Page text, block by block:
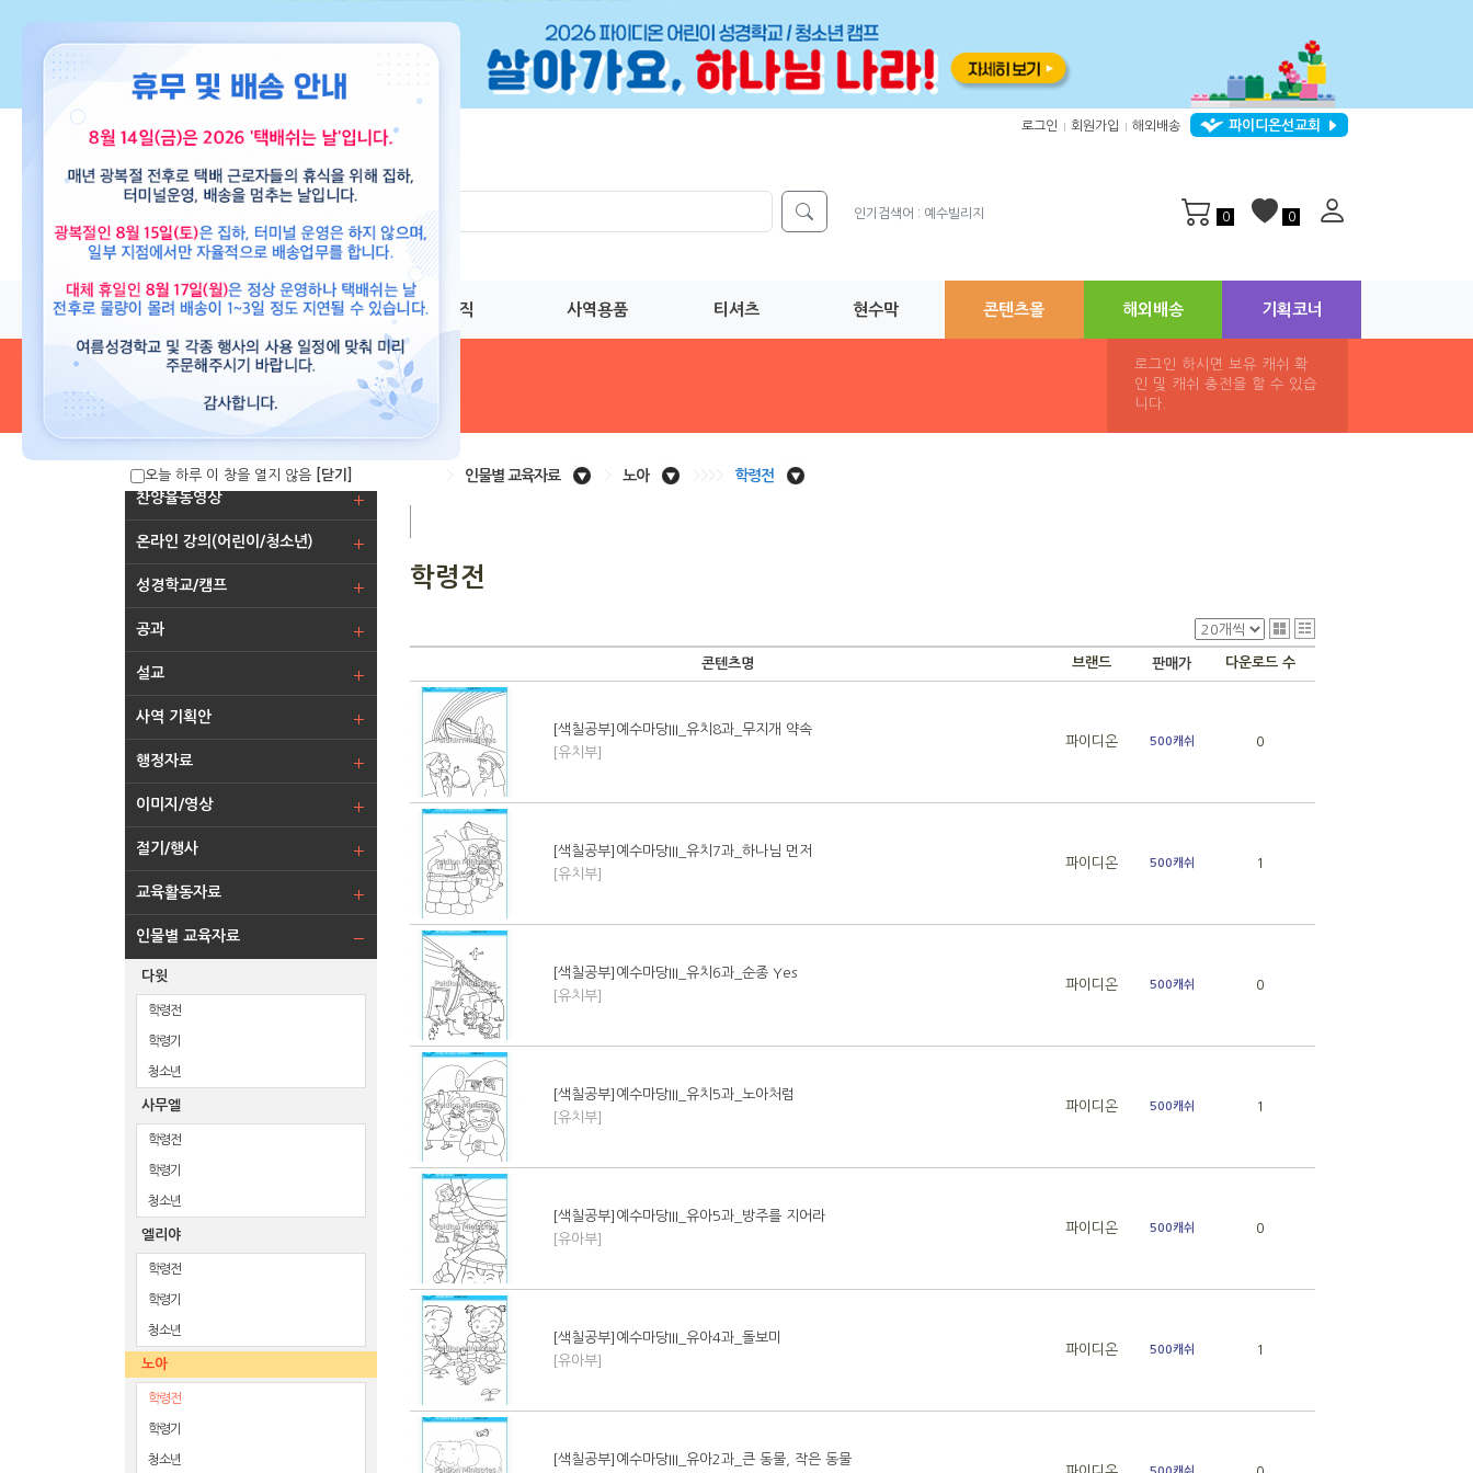
로그인 회원가입 해외배송 파이디온선교회
인기검색어 : 예수빌리지 0 0
교재 도서 뮤직 사역용품 티셔츠 현수막 콘텐츠몰 해외배송 기획코너
로그인 하시면 보유 캐쉬 확
인 및 캐쉬 충전을 할 수 있습
니다.
찬양율동영상
온라인 강의(어린이/청소년)
성경학교/캠프
공과
설교
사역 기획안
행정자료
이미지/영상
절기/행사
교육활동자료
인물별 교육자료
다윗
학령전
학령기
청소년
사무엘
학령전
학령기
청소년
엘리야
학령전
학령기
청소년
노아
학령전
학령기
청소년
인물별 교육자료 노아 학령전
학령전
콘텐츠명 브랜드 판매가 다운로드 수
[색칠공부]예수마당III_유치8과_무지개 약속
[유치부]
파이디온 500캐쉬 0
[색칠공부]예수마당III_유치7과_하나님 먼저
[유치부]
파이디온 500캐쉬 1
[색칠공부]예수마당III_유치6과_순종 Yes
[유치부]
파이디온 500캐쉬 0
[색칠공부]예수마당III_유치5과_노아처럼
[유치부]
파이디온 500캐쉬 1
[색칠공부]예수마당III_유아5과_방주를 지어라
[유아부]
파이디온 500캐쉬 0
[색칠공부]예수마당III_유아4과_돌보미
[유아부]
파이디온 500캐쉬 1
[색칠공부]예수마당III_유아2과_큰 동물, 작은 동물
오늘 하루 이 창을 열지 않음 [닫기]